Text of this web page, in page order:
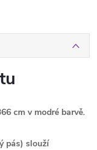
cm v modré barvě.
pás) slouží